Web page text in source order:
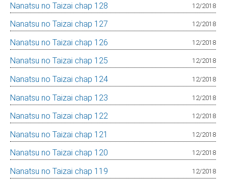
Nanatsu no Taizai chap 128 12/2018
Nanatsu no Taizai chap 127 12/2018
Nanatsu no Taizai chap 126 12/2018
Nanatsu no Taizai chap 125 12/2018
Nanatsu no Taizai chap 124 12/2018
Nanatsu no Taizai chap 123 12/2018
Nanatsu no Taizai chap 122 12/2018
Nanatsu no Taizai chap 121 12/2018
Nanatsu no Taizai chap 120 12/2018
Nanatsu no Taizai chap 119 12/2018